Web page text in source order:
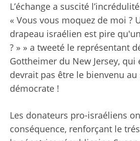
L’échange a suscité
« Vous vous moquez de moi ?
drapeau israélien est pire
? » » a tweeté le représentant
Gottheimer du New Jersey, qui
devrait pas être le bienvenu au
démocrate !
Les donateurs pro-israéliens
conséquence, renforçant le